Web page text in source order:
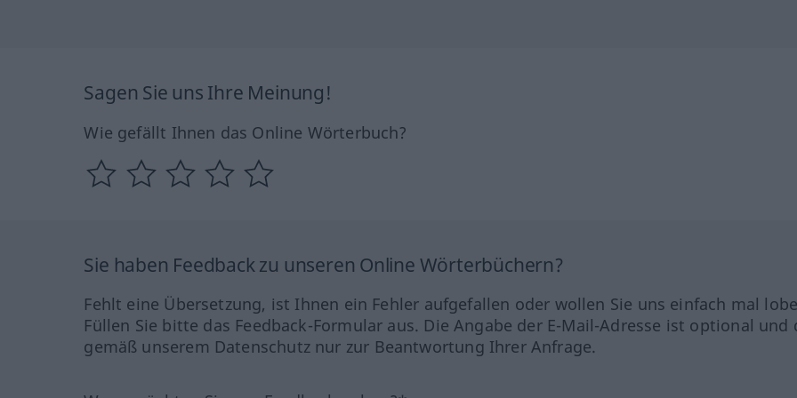
Sagen Sie uns Ihre Meinung!
Wie gefällt Ihnen das Online Wörterbuch?
Sie haben Feedback zu unseren Online Wörterbüchern?
Fehlt eine Übersetzung, ist Ihnen ein Fehler aufgefallen oder wollen Sie uns einfach mal
Füllen Sie bitte das Feedback-Formular aus. Die Angabe der E-Mail-Adresse ist optional und
gemäß unserem Datenschutz nur zur Beantwortung Ihrer Anfrage.